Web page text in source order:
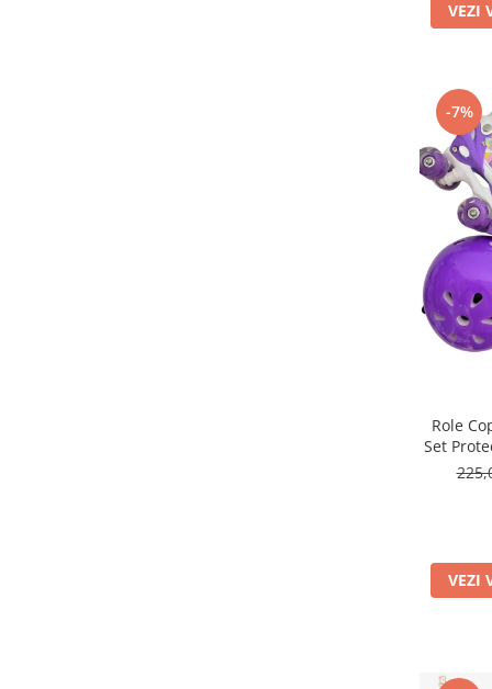
VEZI
-7%
Role
Set
VEZI